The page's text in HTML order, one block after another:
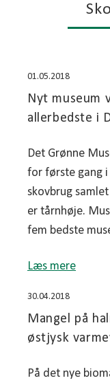
01.05.2018
Nyt museum
allerbedste i
Det Grønne
for første gang i
skovbrug
er tårnhøje.
fem bedste
Læs mere
30.04.2018
Mangel på
østjysk
På det nye